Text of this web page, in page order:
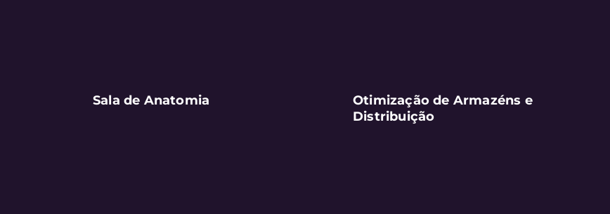
Sala de Anatomia
Otimização de Armazéns e
Distribuição